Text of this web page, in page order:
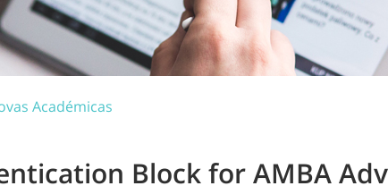
Académicas
Block for AMBA